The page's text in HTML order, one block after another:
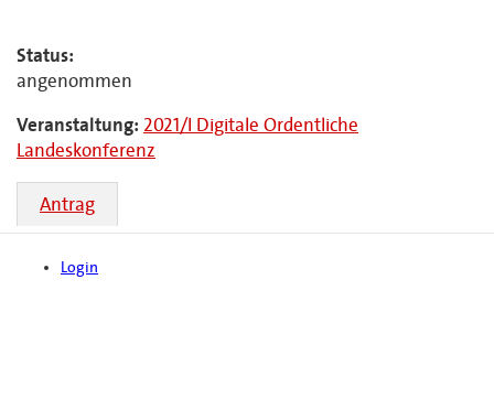
Status:
angenommen
Veranstaltung: 2021/I Digitale Ordentliche
Landeskonferenz
Antrag
Login